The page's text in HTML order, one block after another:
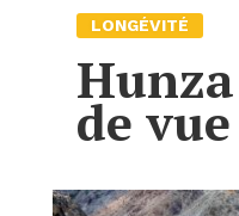
LONGÉVITÉ
de vue